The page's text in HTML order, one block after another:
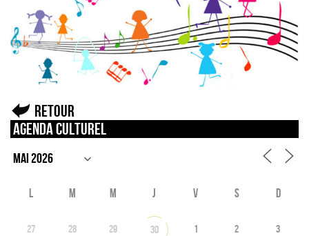
Retour
Agenda culturel
L M M J V S D
27 28 29 30 1 2 3